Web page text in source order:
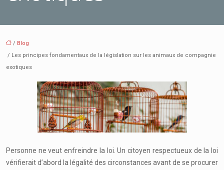
/ Blog
/ Les principes fondamentaux de la législation sur les animaux de compagnie
exotiques
Personne ne veut enfreindre la loi. Un citoyen respectueux de la loi
vérifierait d’abord la légalité des circonstances avant de se procurer